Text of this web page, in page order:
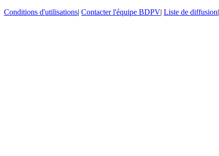
Conditions d'utilisations| Contacter l'équipe BDPV| Liste de diffusion